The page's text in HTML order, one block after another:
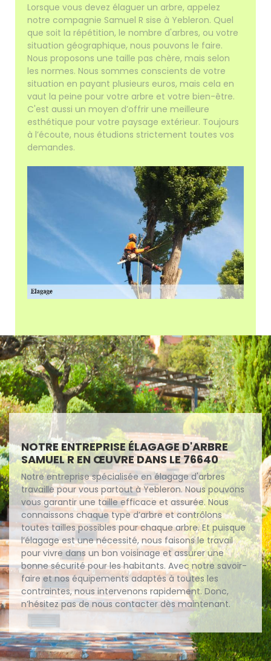
Lorsque vous devez élaguer un arbre, appelez
notre compagnie Samuel R sise à Yebleron. Quel
que soit la répétition, le nombre d'arbres, ou votre
situation géographique, nous pouvons le faire.
Nous proposons une taille pas chère, mais selon
les normes. Nous sommes conscients de votre
situation en payant plusieurs euros, mais cela en
vaut la peine pour votre arbre et votre bien-être.
C'est aussi un moyen d’offrir une meilleure
esthétique pour votre paysage extérieur. Toujours
à l’écoute, nous étudions strictement toutes vos
demandes.
NOTRE ENTREPRISE ÉLAGAGE D'ARBRE
SAMUEL R EN ŒUVRE DANS LE 76640
Notre entreprise spécialisée en élagage d'arbres
travaille pour vous partout à Yebleron. Nous pouvons
vous garantir une taille efficace et assurée. Nous
connaissons chaque type d’arbre et contrôlons
toutes tailles possibles pour chaque arbre. Et puisque
l’élagage est une nécessité, nous faisons le travail
pour vivre dans un bon voisinage et assurer une
bonne sécurité pour les habitants. Avec notre savoir-
faire et nos équipements adaptés à toutes les
contraintes, nous intervenons rapidement. Donc,
n’hésitez pas de nous contacter dès maintenant.